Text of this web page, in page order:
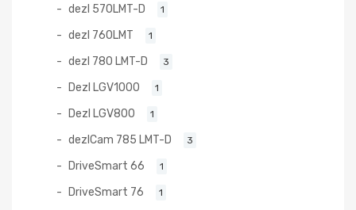
dezl 570LMT-D 1
dezl 760LMT 1
dezl 780 LMT-D 3
Dezl LGV1000 1
Dezl LGV800 1
dezlCam 785 LMT-D 3
DriveSmart 66 1
DriveSmart 76 1